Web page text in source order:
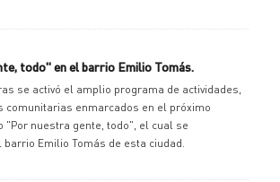
todo" en el barrio Emilio Tomás.
se activó el amplio programa de actividades,
comunitarias enmarcados en el próximo
"Por nuestra gente, todo", el cual se
Emilio Tomás de esta ciudad.